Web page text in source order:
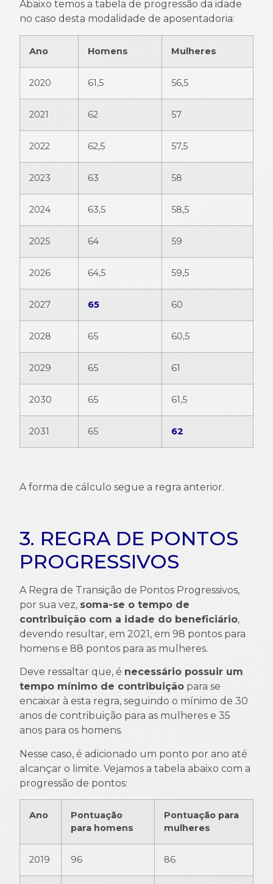
Abaixo temos a tabela de progressão da idade
no caso desta modalidade de aposentadoria:
Ano Homens Mulheres
2020 61,5 56,5
2021 62 57
2022 62,5 57,5
2023 63 58
2024 63,5 58,5
2025 64 59
2026 64,5 59,5
2027 65 60
2028 65 60,5
2029 65 61
2030 65 61,5
2031 65 62
A forma de cálculo segue a regra anterior.
3. REGRA DE PONTOS
PROGRESSIVOS
A Regra de Transição de Pontos Progressivos,
por sua vez, soma-se o tempo de
contribuição com a idade do beneficiário,
devendo resultar, em 2021, em 98 pontos para
homens e 88 pontos para as mulheres.
Deve ressaltar que, é necessário possuir um
tempo mínimo de contribuição para se
encaixar à esta regra, seguindo o mínimo de 30
anos de contribuição para as mulheres e 35
anos para os homens.
Nesse caso, é adicionado um ponto por ano até
alcançar o limite. Vejamos a tabela abaixo com a
progressão de pontos:
Ano
Pontuação
para homens
Pontuação para
mulheres
2019 96 86